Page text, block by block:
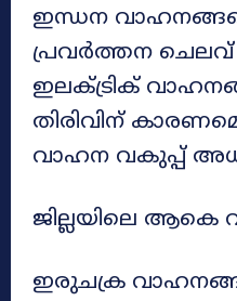
ഇന്ധന
പ്രവർത്തന
ഇലക്ട്രിക്
തിരിവിന്
വാഹന വകുപ്പ്
ജില്ലയിലെ
ഇരുചക്ര